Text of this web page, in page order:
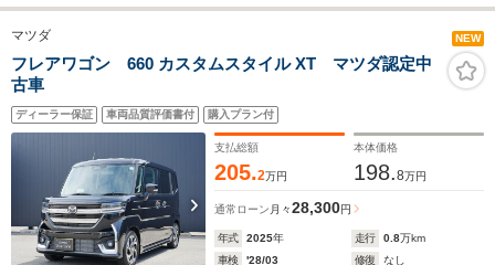
マツダ NEW
フレアワゴン 660 カスタムスタイル XT マツダ認定中
古車
ディーラー保証 車両品質評価書付 購入プラン付
支払総額
205.2万円
本体価格
198.8万円
通常ローン 月々28,300円
年式 2025年 走行 0.8万km
車検
'28/03 修復 なし